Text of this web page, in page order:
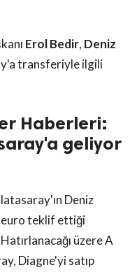
Erol Bedir, Deniz
transferiyle ilgili
Haberleri:
geliyor
Deniz
euro teklif ettiği
üzere A
Diagne'yi satıp